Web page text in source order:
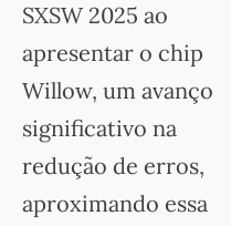
SXSW 2025 ao
apresentar o chip
Willow, um avanço
significativo na
redução de erros,
aproximando essa